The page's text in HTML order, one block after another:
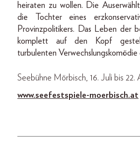
heiraten zu wollen. Die
die Tochter eines
Provinzpolitikers. Das Leben der
komplett auf den Kopf
turbulenten
Seebühne Mörbisch, 16. Juli bis 22.
www.seefestspiele-moerbisch.at